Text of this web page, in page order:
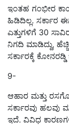
ಇಂತಹ ಗಂಭೀರ
ಹಿಡಿದಿಲ್ಲ. ಸರ್ಕಾರ
ಎತ್ತುಗಳಿಗೆ 30
ನಿಗದಿ ಮಾಡಿದ್ದು,
ಸರ್ಕಾರಕ್ಕೆ
9-
ಆಹಾರ ಮತ್ತು
ಸರ್ಕಾರವು ಹಲವು
ಇದೆ. ವಿವಿಧ